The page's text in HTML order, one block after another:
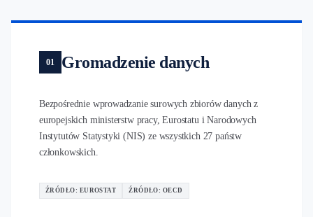
01 Gromadzenie danych
Bezpośrednie wprowadzanie surowych zbiorów danych z
europejskich ministerstw pracy, Eurostatu i Narodowych
Instytutów Statystyki (NIS) ze wszystkich 27 państw
członkowskich.
ŹRÓDŁO: EUROSTAT ŹRÓDŁO: OECD